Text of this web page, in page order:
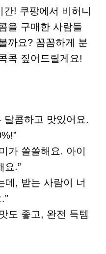
! 쿠팡에서 비허니
을 구매한 사람들
까요? 꼼꼼하게 분
콕 짚어드릴게요!
달콤하고 맛있어요.
가 쏠쏠해요. 아이
요.”
데, 받는 사람이 너
도 좋고, 완전 득템